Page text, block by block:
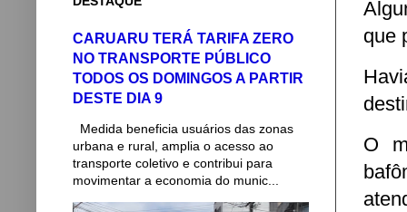
que
O
CARUARU TERÁ TARIFA ZERO
NO TRANSPORTE PÚBLICO
TODOS OS DOMINGOS A PARTIR
DESTE DIA 9
Medida beneficia usuários das zonas
urbana e rural, amplia o acesso ao
transporte coletivo e contribui para
movimentar a economia do munic...